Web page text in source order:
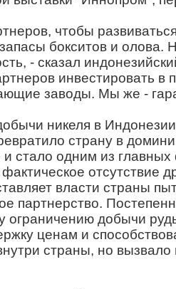
чтобы
бокситов и олова.
- сказал
инвестировать в
заводы. Мы же -
никеля в Индонезии
страну в
и стало одним из
отсутствие
власти страны
партнерство.
ограничению добычи
ценам и
страны, но